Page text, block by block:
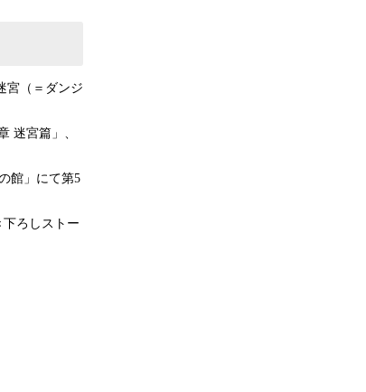
宮（＝ダンジ
迷宮篇」、
館」にて第5
ろしストー